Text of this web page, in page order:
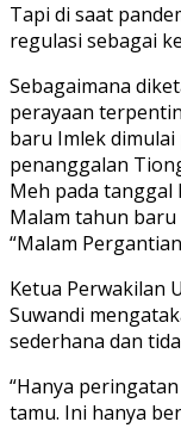
Tapi di saat
regulasi sebagai
Sebagaimana
perayaan
baru Imlek
penanggalan
Meh pada tanggal
Malam tahun
“Malam
Ketua Perwakilan
Suwandi
sederhana dan
“Hanya
tamu. Ini hanya